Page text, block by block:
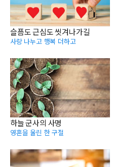
슬픔도 근심도 씻겨나가길
사랑 나누고 행복 더하고
하늘 군사의 사명
영혼을 울린 한 구절